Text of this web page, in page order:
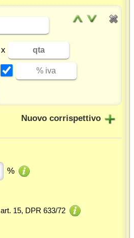
x
Nuovo corrispettivo
%
art. 15, DPR 633/72